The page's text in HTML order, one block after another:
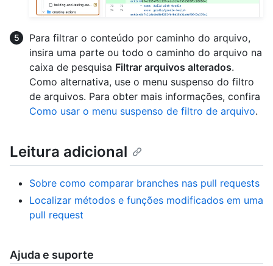
Para filtrar o conteúdo por caminho do arquivo,
insira uma parte ou todo o caminho do arquivo na
caixa de pesquisa Filtrar arquivos alterados.
Como alternativa, use o menu suspenso do filtro
de arquivos. Para obter mais informações, confira
Como usar o menu suspenso de filtro de arquivo.
Leitura adicional
Sobre como comparar branches nas pull requests
Localizar métodos e funções modificados em uma
pull request
Ajuda e suporte